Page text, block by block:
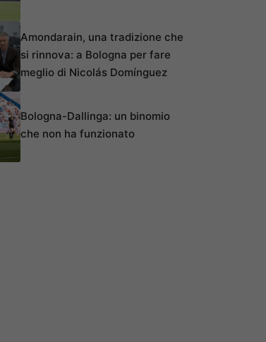
Amondarain, una tradizione che
si rinnova: a Bologna per fare
meglio di Nicolás Domínguez
Bologna-Dallinga: un binomio
che non ha funzionato